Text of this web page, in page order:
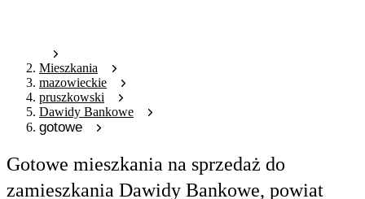
Mieszkania
mazowieckie
pruszkowski
Dawidy Bankowe
gotowe
Gotowe mieszkania na sprzedaż do
zamieszkania Dawidy Bankowe, powiat